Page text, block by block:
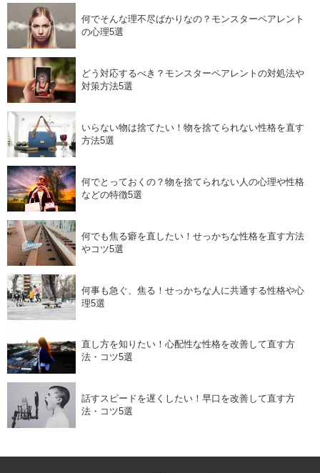
何でそんな理不尽ばかりなの？モンスターペアレント
の心理5選
どう対応するべき？モンスターペアレントの対処法や
対策方法5選
いらない物は捨てたい！物を捨てられない性格を直す
方法5選
何でとっておくの？物を捨てられない人の心理や性格
などの特徴5選
何でも焦る癖を直したい！せっかちな性格を直す方法
やコツ5選
何事も急ぐ、焦る！せっかちな人に共通する性格や心
理5選
直し方を知りたい！心配性な性格を改善して直す方
法・コツ5選
話すスピードを遅くしたい！早口を改善して直す方
法・コツ5選